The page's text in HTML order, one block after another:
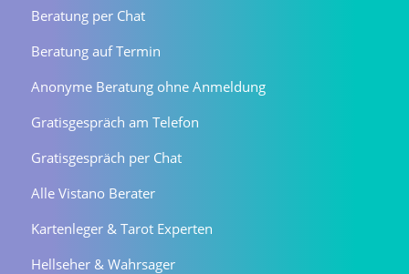
Beratung per Chat
Beratung auf Termin
Anonyme Beratung ohne Anmeldung
Gratisgespräch am Telefon
Gratisgespräch per Chat
Alle Vistano Berater
Kartenleger & Tarot Experten
Hellseher & Wahrsager